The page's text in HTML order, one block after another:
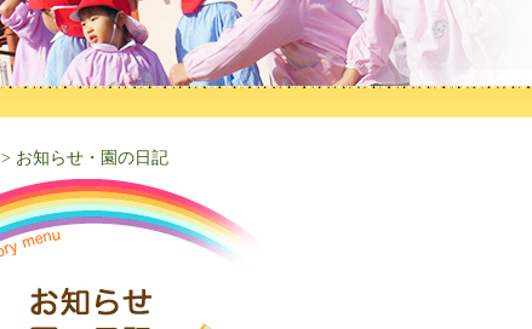
> お知らせ・園の日記